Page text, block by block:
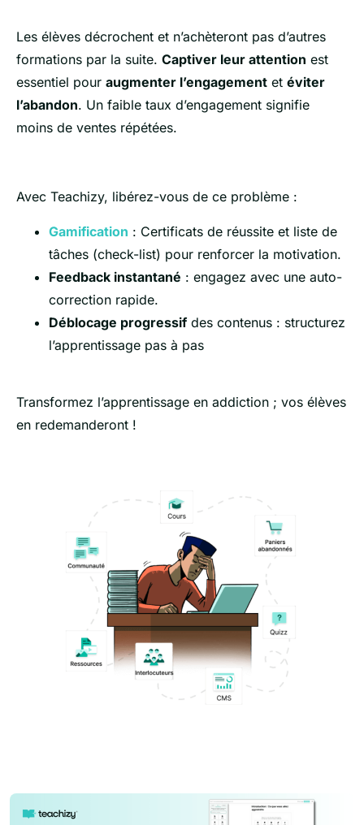
Les élèves décrochent et n’achèteront pas d’autres
formations par la suite. Captiver leur attention est
essentiel pour augmenter l’engagement et éviter
l’abandon. Un faible taux d’engagement signifie
moins de ventes répétées.
Avec Teachizy, libérez-vous de ce problème :
Gamification : Certificats de réussite et liste de
tâches (check-list) pour renforcer la motivation.
Feedback instantané : engagez avec une auto-
correction rapide.
Déblocage progressifdes contenus : structurez
l’apprentissage pas à pas
Transformez l’apprentissage en addiction ; vos élèves
en redemanderont !